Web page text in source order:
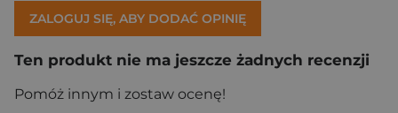
ZALOGUJ SIĘ, ABY DODAĆ OPINIĘ
Ten produkt nie ma jeszcze żadnych recenzji
Pomóż innym i zostaw ocenę!